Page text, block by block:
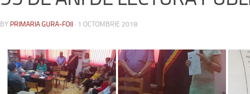
BY PRIMARIA GURA-FOII · 1 OCTOMBRIE 2018